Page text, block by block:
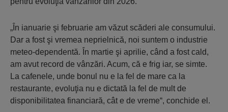
„În ianuarie şi februarie am văzut scăderi ale consumului.
Dar a fost şi vremea neprielnică, noi suntem o industrie
meteo-dependentă. În martie şi aprilie, când a fost cald,
am avut record de vânzări. Acum, că e frig iar, se simte.
La cafenele, unde bonul nu e la fel de mare ca la
restaurante, evoluţia nu e dictată la fel de mult de
disponibilitatea financiară, cât e de vreme“, conchide el.